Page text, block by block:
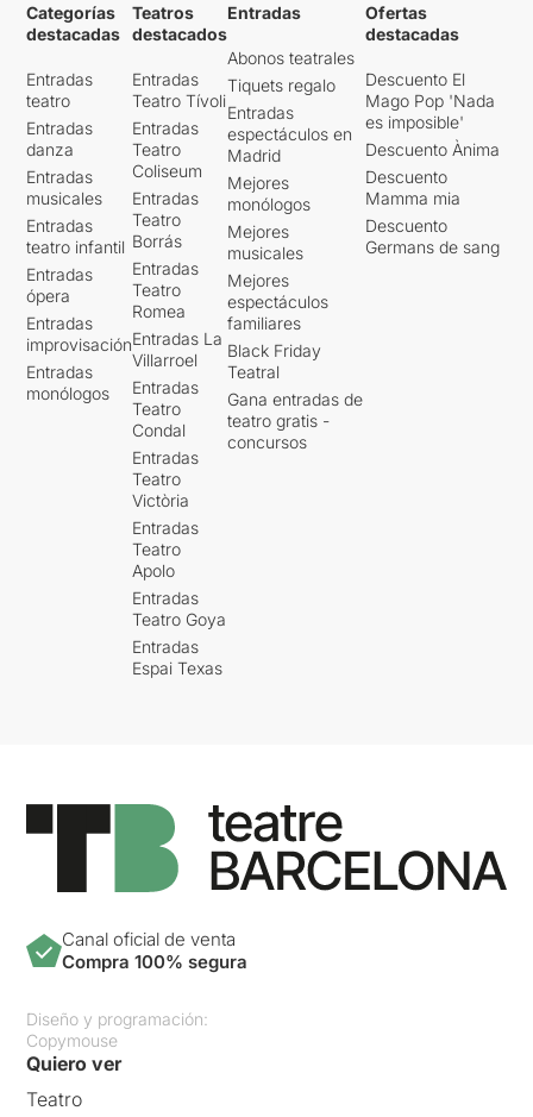
Categorías
destacadas
Entradas
teatro
Entradas
danza
Entradas
musicales
Entradas
teatro infantil
Entradas
ópera
Entradas
improvisación
Entradas
monólogos
Teatros
destacados
Entradas
Teatro Tívoli
Entradas
Teatro
Coliseum
Entradas
Teatro
Borrás
Entradas
Teatro
Romea
Entradas La
Villarroel
Entradas
Teatro
Condal
Entradas
Teatro
Victòria
Entradas
Teatro
Apolo
Entradas
Teatro Goya
Entradas
Espai Texas
Entradas
Abonos teatrales
Tiquets regalo
Entradas
espectáculos en
Madrid
Mejores
monólogos
Mejores
musicales
Mejores
espectáculos
familiares
Black Friday
Teatral
Gana entradas de
teatro gratis -
concursos
Ofertas
destacadas
Descuento El
Mago Pop 'Nada
es imposible'
Descuento Ànima
Descuento
Mamma mia
Descuento
Germans de sang
Canal oficial de venta
Compra 100% segura
Diseño y programación:
Copymouse
Quiero ver
Teatro